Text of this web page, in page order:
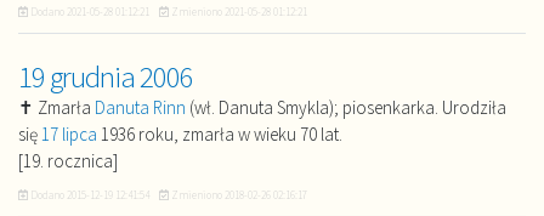
Dodano 2021-05-28 01:12:21 Zmieniono 2021-05-28 01:12:21
19 grudnia 2006
✝ Zmarła Danuta Rinn (wł. Danuta Smykla); piosenkarka. Urodziła
się17 lipca 1936 roku, zmarła w wieku 70 lat.
[19. rocznica]
Dodano 2015-12-19 12:41:54 Zmieniono 2018-02-26 02:16:17